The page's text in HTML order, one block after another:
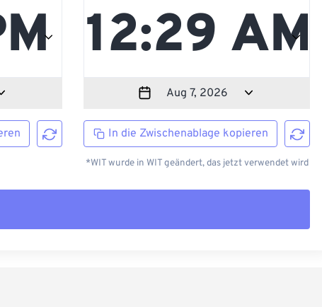
In die Zwischenablage kopieren
*WIT wurde in WIT geändert, das jetzt verwendet wird